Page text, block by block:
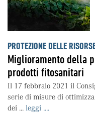
PROTEZIONE DELLE
Miglioramento della
prodotti fitosanitari
Il 17 febbraio 2021 il
serie di misure di
dei ... leggi ....